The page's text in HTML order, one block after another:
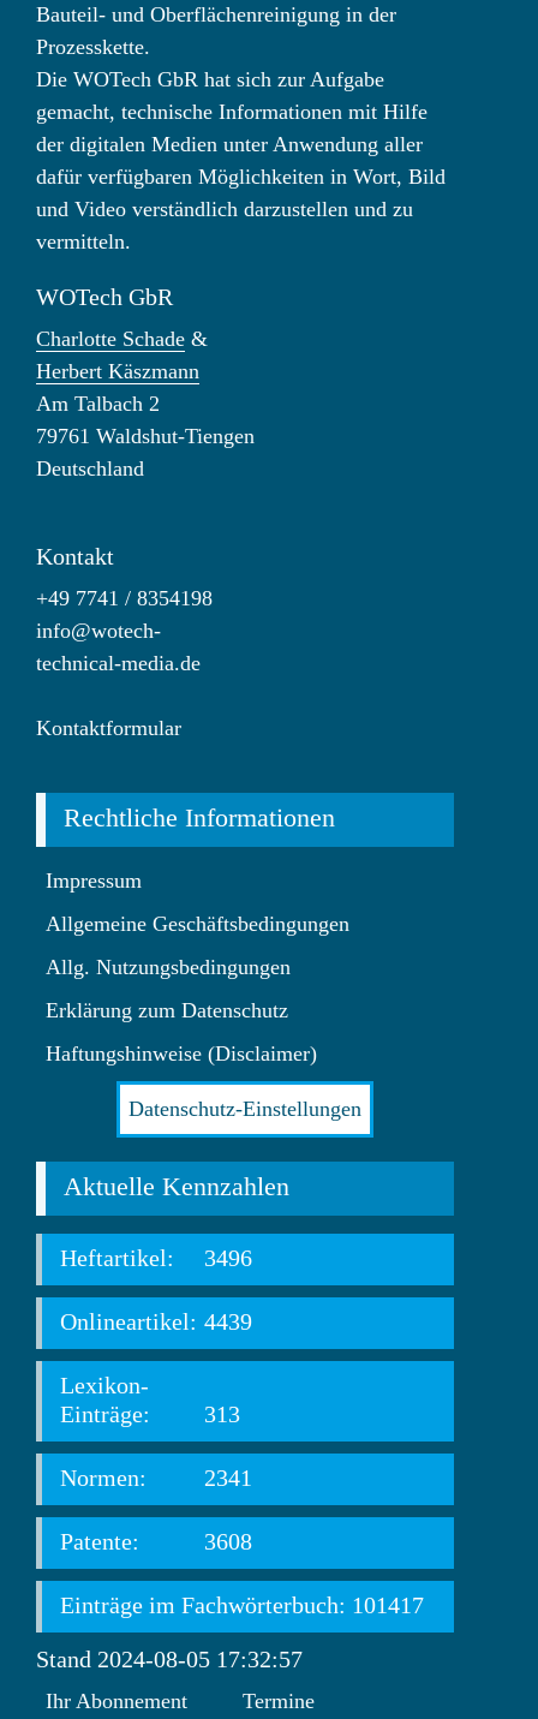
Bauteil- und Oberflächenreinigung in der
Prozesskette.
Die WOTech GbR hat sich zur Aufgabe
gemacht, technische Informationen mit Hilfe
der digitalen Medien unter Anwendung aller
dafür verfügbaren Möglichkeiten in Wort, Bild
und Video verständlich darzustellen und zu
vermitteln.
WOTech GbR
Charlotte Schade &
Herbert Käszmann
Am Talbach 2
79761 Waldshut-Tiengen
Deutschland
Kontakt
+49 7741 / 8354198
info@wotech-
technical-media.de
Kontaktformular
Rechtliche Informationen
Impressum
Allgemeine Geschäftsbedingungen
Allg. Nutzungsbedingungen
Erklärung zum Datenschutz
Haftungshinweise (Disclaimer)
Datenschutz-Einstellungen
Aktuelle Kennzahlen
Heftartikel: 3496
Onlineartikel: 4439
Lexikon-
Einträge:
313
Normen: 2341
Patente: 3608
Einträge im Fachwörterbuch: 101417
Stand 2024-08-05 17:32:57
Ihr Abonnement Termine